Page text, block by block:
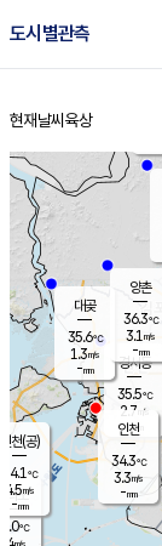
도시별관측
홈
현재날씨 육상
의도
℃
m/s
경서동
35.5℃
2.7 m/s
-mm
대곶
35.6℃
1.3m/s
-mm
양촌
36.3℃
3.1 m/s
-mm
인천(공)
34.1℃
4.5m/s
-mm
인천
34.3℃
3.3m/s
-mm